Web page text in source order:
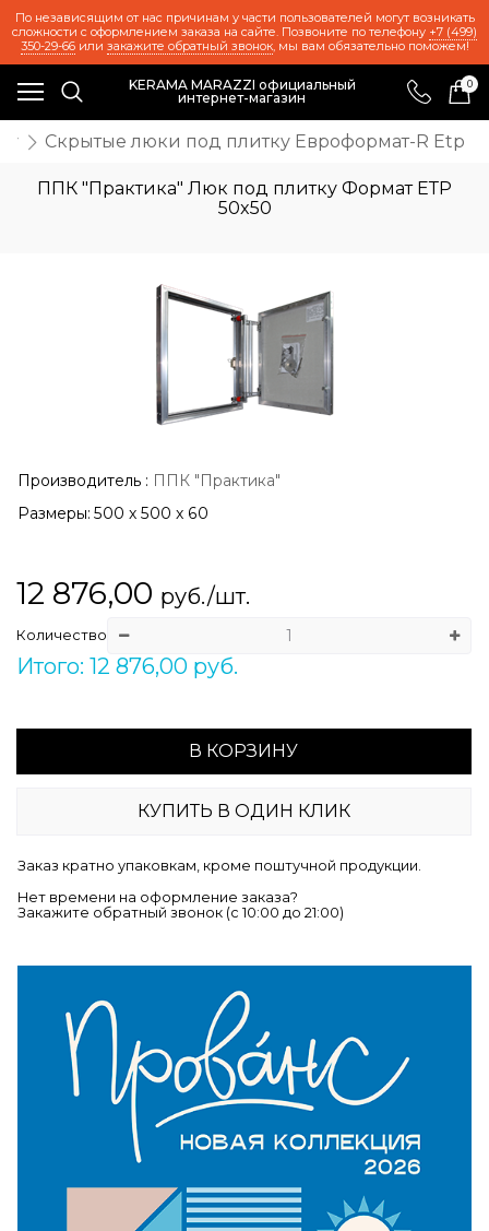
По независящим от нас причинам у части пользователей могут возникать
сложности с оформлением заказа на сайте. Позвоните по телефону +7 (499)
350-29-66или закажите обратный звонок, мы вам обязательно поможем!
KERAMA MARAZZI официальный
интернет-магазин
0
Скрытые люки под плитку Евроформат-R Etp
ППК "Практика" Люк под плитку Формат ЕТР
50x50
Производитель : ППК "Практика"
Размеры: 500 x 500 x 60
12 876,00 руб./шт.
Количество
Итого: 12 876,00 руб.
В КОРЗИНУ
КУПИТЬ В ОДИН КЛИК
Заказ кратно упаковкам, кроме поштучной продукции.
Нет времени на оформление заказа?
Закажите обратный звонок (c 10:00 до 21:00)